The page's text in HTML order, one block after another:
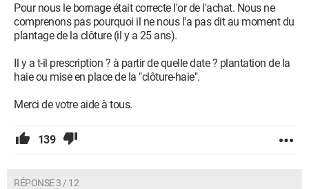
Pour nous le bornage était correcte l'or de l'achat. Nous ne
comprenons pas pourquoi il ne nous l'a pas dit au moment du
plantage de la clôture (il y a 25 ans).
Il y a t-il prescription ? à partir de quelle date ? plantation de la
haie ou mise en place de la "clôture-haie".
Merci de votre aide à tous.
139
RÉPONSE 3 / 12